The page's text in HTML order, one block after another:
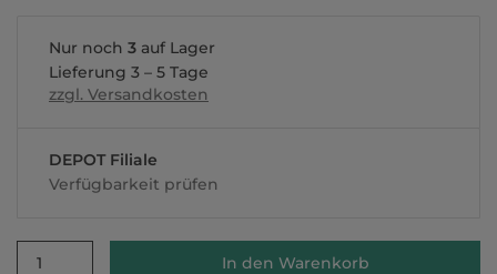
Nur noch 3 auf Lager
Lieferung 3 – 5 Tage
zzgl. Versandkosten
DEPOT Filiale
Verfügbarkeit prüfen
1 In den Warenkorb